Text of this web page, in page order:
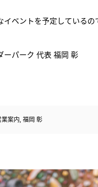
イベントを予定しているの
ーパーク 代表 福岡 彰
案内 福岡 彰